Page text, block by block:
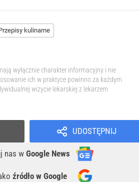
kulinarne
wyłącznie charakter informacyjny i nie
ich w praktyce powinno za każdym
wizycie lekarskiej z lekarzem
UDOSTĘPNIJ
nas w Google News
źródło w Google